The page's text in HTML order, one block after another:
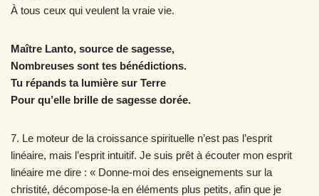
À tous ceux qui veulent la vraie vie.
Maître Lanto, source de sagesse,
Nombreuses sont tes bénédictions.
Tu répands ta lumière sur Terre
Pour qu’elle brille de sagesse dorée.
7. Le moteur de la croissance spirituelle n’est pas l’esprit
linéaire, mais l’esprit intuitif. Je suis prêt à écouter mon esprit
linéaire me dire : « Donne-moi des enseignements sur la
christité, décompose-la en éléments plus petits, afin que je